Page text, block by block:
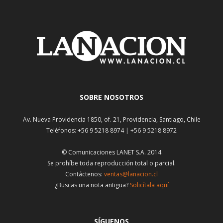
SOBRE NOSOTROS
Av. Nueva Providencia 1850, of. 21, Providencia, Santiago, Chile
Teléfonos: +56 9 5218 8974 | +56 9 5218 8972
© Comunicaciones LANET S.A. 2014
Se prohíbe toda reproducción total o parcial.
Contáctenos: ventas@lanacion.cl
¿Buscas una nota antigua? Solicítala aquí